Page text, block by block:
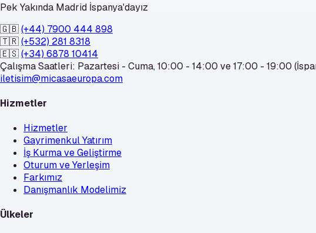
Pek Yakında Madrid İspanya'dayız
🇬🇧(+44) 7900 444 898
🇹🇷(+532) 281 8318
🇪🇸(+34) 6878 10414
Çalışma Saatleri: Pazartesi - Cuma, 10:00 - 14:00 ve 17:00 - 19:00
iletisim@micasaeuropa.com
Hizmetler
Hizmetler
Gayrimenkul Yatırım
İş Kurma ve Geliştirme
Oturum ve Yerleşim
Farkımız
Danışmanlık Modelimiz
Ülkeler